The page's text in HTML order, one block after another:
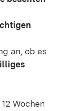
an, ob es
Wochen